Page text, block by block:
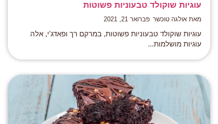
עוגיות שוקולד טבעוניות פשוטות
מאת אולגה טוכשר פברואר 21, 2021
עוגיות שוקולד טבעוניות פשוטות, במרקם רך ופאדג'י, אלה
עוגיות מושלמות...